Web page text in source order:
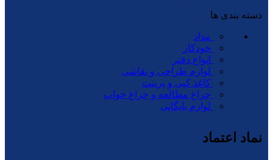
دسته بندی ها
مداد
خودکار
انواع دفتر
لوازم طراحی و نقاشی
کاغذ کپی و پرینت
چراغ مطالعه و چراغ خواب
لوازم بایگانی
نماد اعتماد